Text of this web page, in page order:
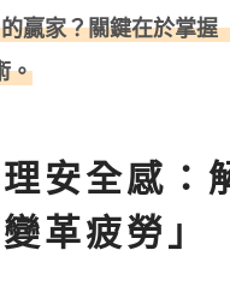
贏家？關鍵在於掌握
。
安全感：
革疲勞」